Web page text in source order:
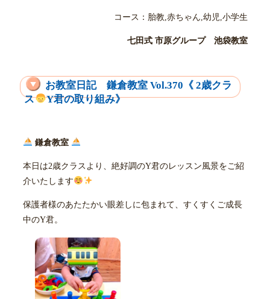
コース：胎教,赤ちゃん,幼児,小学生
七田式 市原グループ 池袋教室
お教室日記 鎌倉教室 Vol.370《 2歳クラ
ス
Y君の取り組み》
鎌倉教室
本日は2歳クラスより、絶好調のY君のレッスン風景をご紹
介いたします
保護者様のあたたかい眼差しに包まれて、すくすくご成長
中のY君。